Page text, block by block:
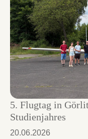
5. Flugtag in
Studienjahres
20.06.2026